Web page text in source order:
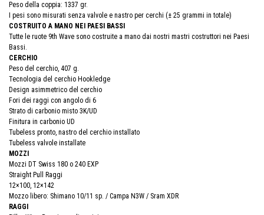
Peso della coppia: 1337 gr.
I pesi sono misurati senza valvole e nastro per cerchi (± 25 grammi in totale)
COSTRUITO A MANO NEI PAESI BASSI
Tutte le ruote 9th Wave sono costruite a mano dai nostri mastri costruttori nei Paesi
Bassi.
CERCHIO
Peso del cerchio, 407 g.
Tecnologia del cerchio Hookledge
Design asimmetrico del cerchio
Fori dei raggi con angolo di 6
Strato di carbonio misto 3K/UD
Finitura in carbonio UD
Tubeless pronto, nastro del cerchio installato
Tubeless valvole installate
MOZZI
Mozzi DT Swiss 180 o 240 EXP
Straight Pull Raggi
12×100, 12×142
Mozzo libero: Shimano 10/11 sp. / Campa N3W / Sram XDR
RAGGI